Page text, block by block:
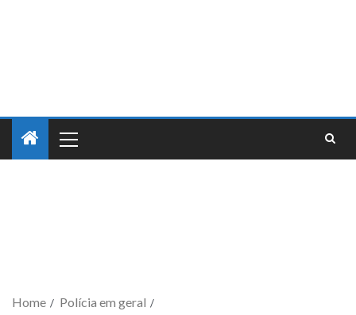
Home
Polícia em geral